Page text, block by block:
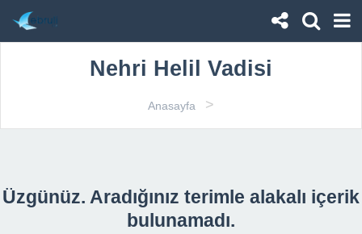
Nehri Helil Vadisi
Anasayfa >
Üzgünüz. Aradığınız terimle alakalı içerik
bulunamadı.